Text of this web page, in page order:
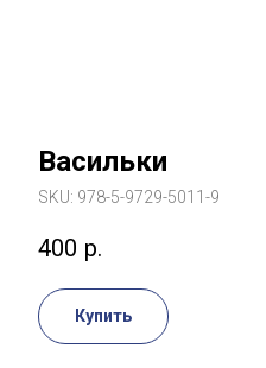
Васильки
SKU: 978-5-9729-5011-9
400 р.
Купить